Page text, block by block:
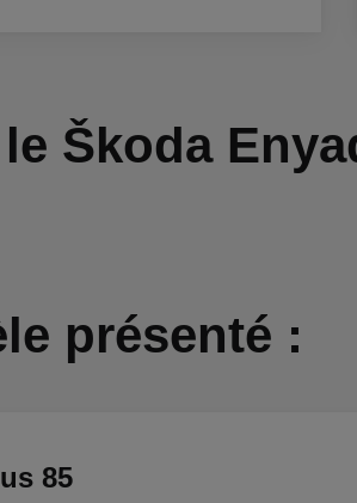
Škoda
présenté :
85